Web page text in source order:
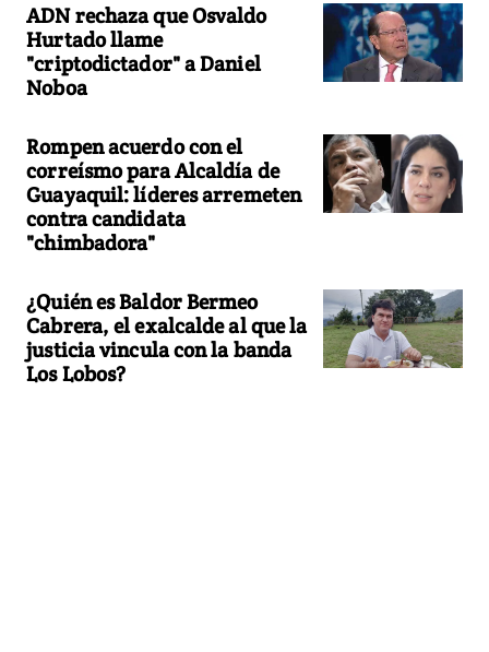
ADN rechaza que Osvaldo
Hurtado llame
"criptodictador" a Daniel
Noboa
Rompen acuerdo con el
correísmo para Alcaldía de
Guayaquil: líderes arremeten
contra candidata
"chimbadora"
¿Quién es Baldor Bermeo
Cabrera, el exalcalde al que la
justicia vincula con la banda
Los Lobos?